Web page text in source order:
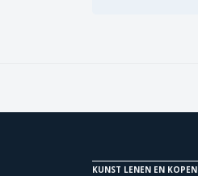
KUNST LENEN EN KOPEN